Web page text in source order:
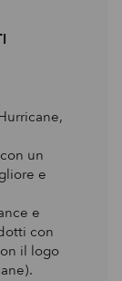
un
e
e
con
il logo